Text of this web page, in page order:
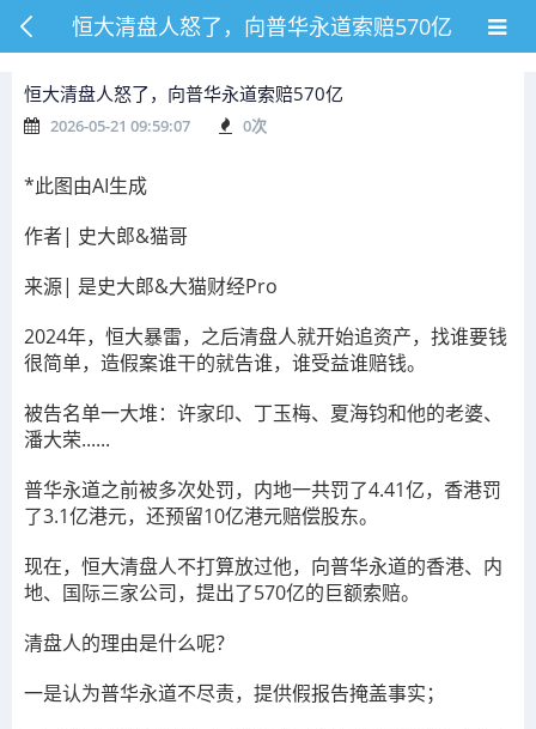
恒大清盘人怒了，向普华永道索赔570亿
恒大清盘人怒了，向普华永道索赔570亿
2026-05-21 09:59:07 0次
*此图由AI生成
作者| 史大郎&猫哥
来源| 是史大郎&大猫财经Pro
2024年，恒大暴雷，之后清盘人就开始追资产，找谁要钱
很简单，造假案谁干的就告谁，谁受益谁赔钱。
被告名单一大堆：许家印、丁玉梅、夏海钧和他的老婆、
潘大荣......
普华永道之前被多次处罚，内地一共罚了4.41亿，香港罚
了3.1亿港元，还预留10亿港元赔偿股东。
现在，恒大清盘人不打算放过他，向普华永道的香港、内
地、国际三家公司，提出了570亿的巨额索赔。
清盘人的理由是什么呢？
一是认为普华永道不尽责，提供假报告掩盖事实；